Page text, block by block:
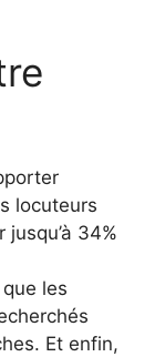
locuteurs
34%
les
Et enfin,